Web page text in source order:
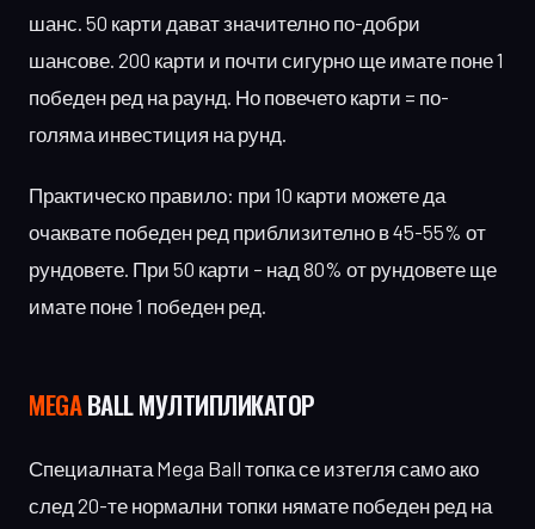
шанс. 50 карти дават значително по-добри
шансове. 200 карти и почти сигурно ще имате поне 1
победен ред на раунд. Но повечето карти = по-
голяма инвестиция на рунд.
Практическо правило: при 10 карти можете да
очаквате победен ред приблизително в 45-55% от
рундовете. При 50 карти – над 80% от рундовете ще
имате поне 1 победен ред.
MEGABALL МУЛТИПЛИКАТОР
Специалната Mega Ball топка се изтегля само ако
след 20-те нормални топки нямате победен ред на